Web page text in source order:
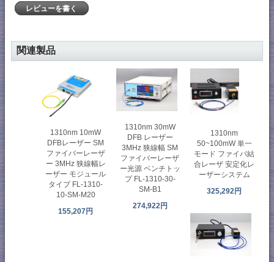
レビューを書く
関連製品
1310nm 10mW
DFBレーザー SM
ファイバーレーザ
ー 3MHz 狭線幅レ
ーザー モジュール
タイプ FL-1310-
10-SM-M20
155,207円
1310nm 30mW
DFB レーザー
3MHz 狭線幅 SM
ファイバーレーザ
ー光源 ベンチトッ
プ FL-1310-30-
SM-B1
274,922円
1310nm
50~100mW 単一
モード ファイバ結
合レーザ 安定化レ
ーザーシステム
325,292円